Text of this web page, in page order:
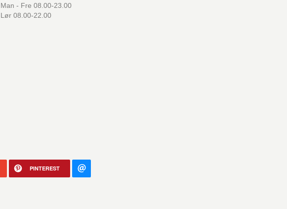
Man - Fre 08.00-23.00
Lør 08.00-22.00
PINTEREST